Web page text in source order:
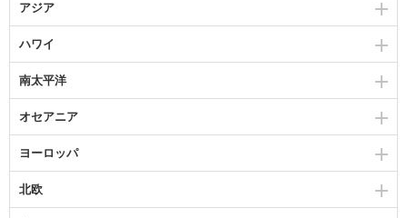
アジア
ハワイ
南太平洋
オセアニア
ヨーロッパ
北欧